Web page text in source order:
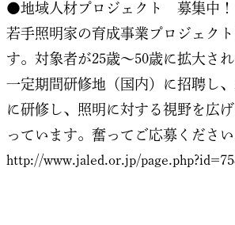
●地域人材プロジェクト 募集中！
若手照明家の育成事業プロジェク
す。対象者が25歳～50歳に拡大され
一定期間研修地（国内）に招聘し
に研修し、照明に対する視野を広
っています。奮ってご応募ください
http://www.jaled.or.jp/